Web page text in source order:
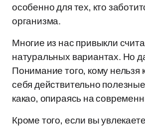
особенно для тех, кто
организма.
Многие из нас привыкли
натуральных вариантах. Но
Понимание того, кому
себя действительно
какао, опираясь на
Кроме того, если вы